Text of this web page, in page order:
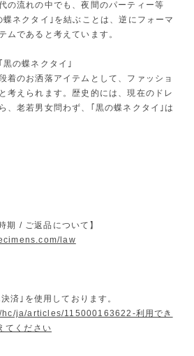
の流れの中でも、夜間のパーティー等
ネクタイ｣を結ぶことは、逆にフォーマ
ムであると考えています。
黒の蝶ネクタイ｣
着のお洒落アイテムとして、ファッショ
考えられます。歴史的には、現在のドレ
、老若男女問わず、｢黒の蝶ネクタイ｣は
期 / ご返品について】
law
済｣を使用しております。
ja/articles/115000163622-利用でき
てください